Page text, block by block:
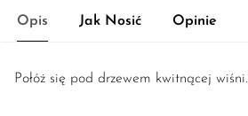
Opis Jak Nosić Opinie
Połóż się pod drzewem kwitnącej wiśni.